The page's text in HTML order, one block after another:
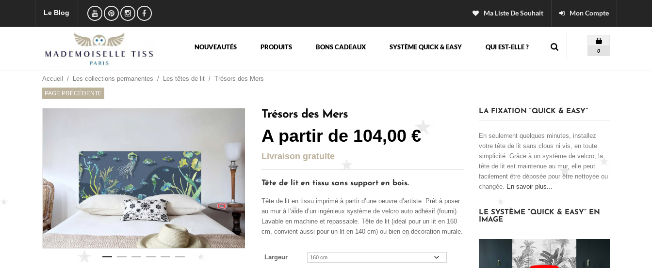
Le Blog Ma Liste De Souhait Mon Compte
0
NOUVEAUTÉS PRODUITS BONS CADEAUX SYSTÈME QUICK & EASY QUI EST-ELLE ?
Accueil / Les collections permanentes / Les têtes de lit / Trésors des Mers
PAGE PRÉCÉDENTE
Trésors des Mers
A partir de 104,00€
Livraison gratuite
Tête de lit en tissu sans support en bois.
Tête de lit en tissu imprimé à partir d’une oeuvre d’artiste. Prêt à poser
au mur à l’aide d’un ingénieux système de velcro auto adhésif (fourni).
Lavable en machine et repassable. Tête de lit (idéal pour un lit en 160
cm, convient aussi pour un lit en 140 cm) ou bien en décoration murale.
Largeur
LA FIXATION “QUICK & EASY”
En seulement quelques minutes, installez
votre tête de lit sans clous ni vis, en toute
simplicité. Grâce à un système de velcro, la
tête de lit est maintenue au mur, elle peut
facilement être déposée pour être nettoyée ou
changée. En savoir plus...
LE SYSTÈME “QUICK & EASY” EN
IMAGE